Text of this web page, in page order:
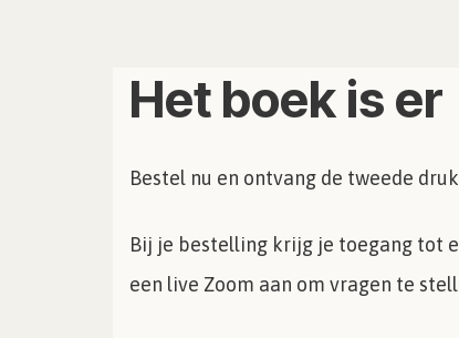
Het boek is er
Bestel nu en ontvang de tweede
Bij je bestelling krijg je toegang tot
een live Zoom aan om vragen te